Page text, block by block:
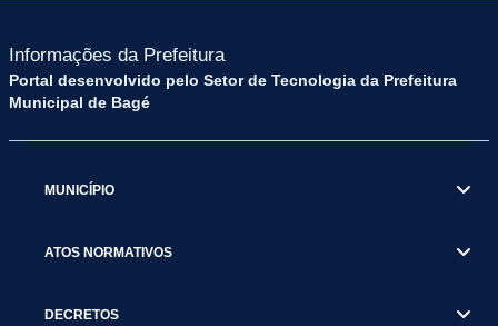
Informações da Prefeitura
Portal desenvolvido pelo Setor de Tecnologia da Prefeitura
Municipal de Bagé
MUNICÍPIO
ATOS NORMATIVOS
DECRETOS